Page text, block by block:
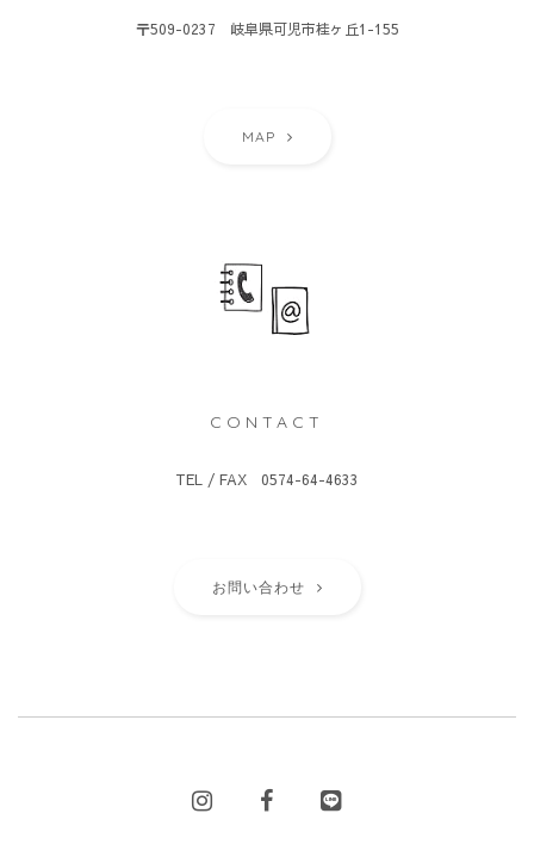
〒509-0237 岐阜県可児市桂ヶ丘1-155
MAP
CONTACT
TEL / FAX 0574-64-4633
お問い合わせ